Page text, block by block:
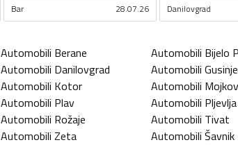
Bar 28.07.26 Danilovgrad
Automobili Berane Automobili Bijelo
Automobili Danilovgrad Automobili Gusinje
Automobili Kotor Automobili
Automobili Plav Automobili Pljevlja
Automobili Rožaje Automobili Tivat
Automobili Zeta Automobili Šavnik